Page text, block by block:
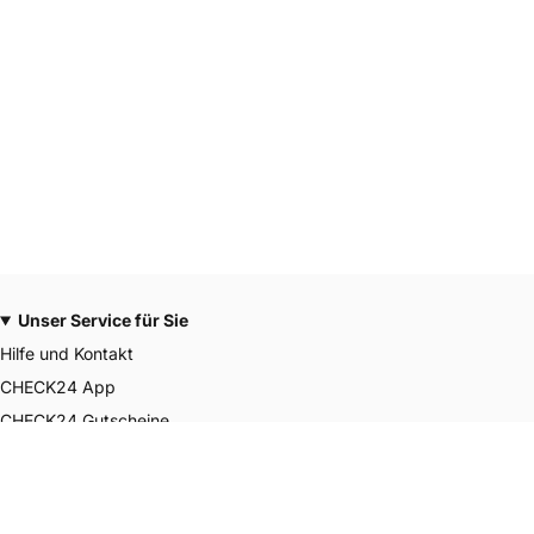
Unser Service für Sie
Hilfe und Kontakt
CHECK24 App
CHECK24 Gutscheine